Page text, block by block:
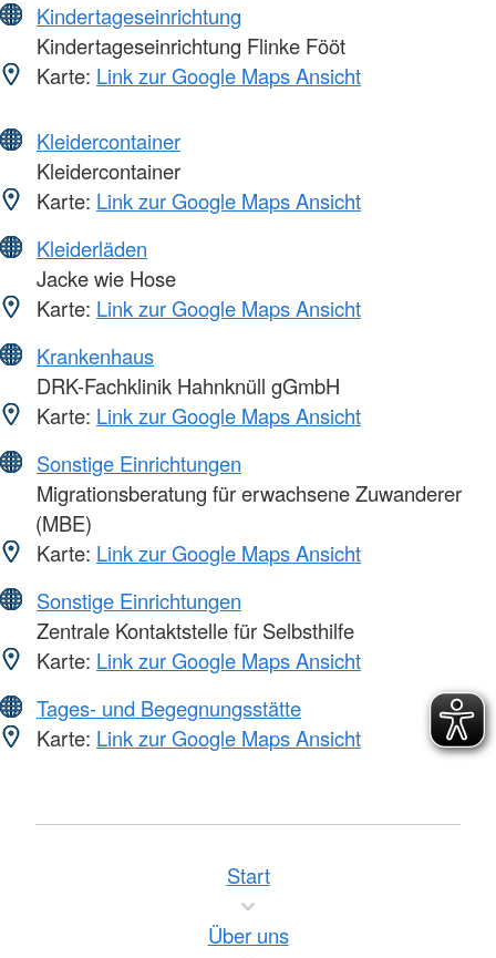
Kindertageseinrichtung
Kindertageseinrichtung Flinke Fööt
Karte: Link zur Google Maps Ansicht
Kleidercontainer
Kleidercontainer
Karte: Link zur Google Maps Ansicht
Kleiderläden
Jacke wie Hose
Karte: Link zur Google Maps Ansicht
Krankenhaus
DRK-Fachklinik Hahnknüll gGmbH
Karte: Link zur Google Maps Ansicht
Sonstige Einrichtungen
Migrationsberatung für erwachsene Zuwanderer
(MBE)
Karte: Link zur Google Maps Ansicht
Sonstige Einrichtungen
Zentrale Kontaktstelle für Selbsthilfe
Karte: Link zur Google Maps Ansicht
Tages- und Begegnungsstätte
Karte: Link zur Google Maps Ansicht
Start
Über uns